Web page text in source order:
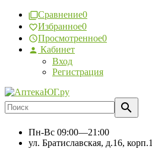
Сравнение0
Избранное0
Просмотренное0
Кабинет
Вход
Регистрация
Пн-Вс 09:00—21:00
ул. Братиславская, д.16, корп.1